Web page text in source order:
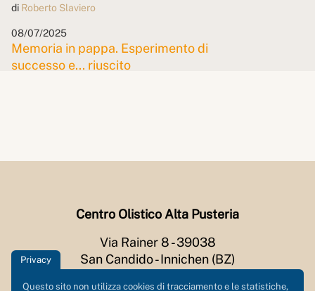
di Roberto Slaviero
08/07/2025
Memoria in pappa. Esperimento di
successo e... riuscito
09/05/2025
diRoberto Slaviero
Centro Olistico Alta Pusteria
Via Rainer 8 - 39038
San Candido - Innichen (BZ)
P.iva: 03057270211
Privacy
Questo sito non utilizza cookies di tracciamento e le statistiche,